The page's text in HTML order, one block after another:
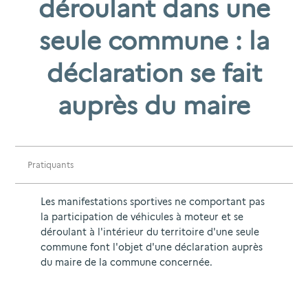
déroulant dans une
seule commune : la
déclaration se fait
auprès du maire
Pratiquants
Les manifestations sportives ne comportant pas
la participation de véhicules à moteur et se
déroulant à l'intérieur du territoire d'une seule
commune font l'objet d'une déclaration auprès
du maire de la commune concernée.